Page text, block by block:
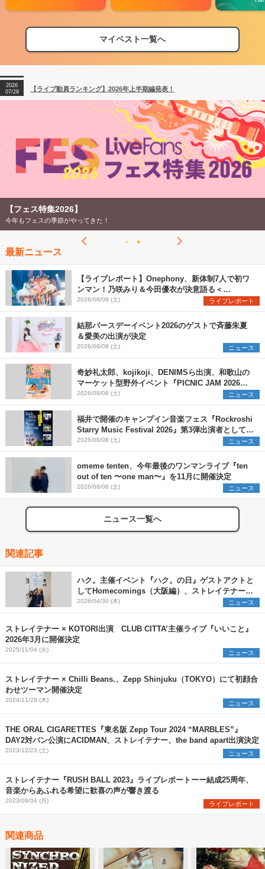
マイベスト一覧へ
【ライブ動員ランキング】2026年上半期編発表！
【フェス特集2026】フェス情報はここから！
2026
07/28
【ライブ動員ランキング】2026年上半期編発表！
【フェス特集2026】
今年もフェスの季節がやってきた！
最新ニュース
【ライブレポート】Onephony、新体制7人で初ワ
ンマン！乃咲みり＆今田優衣が決意語る＜
Onephony新体制1st Oneman Live はじまりの夏
＞
2026/08/08 (土) ライブレポート
結那バースデーイベント2026のゲストで斉藤朱夏
＆愛美の出演が決定
2026/08/08 (土) ニュース
奇妙礼太郎、kojikoji、DENIMSら出演、和歌山の
マーケット型野外イベント『PICNIC JAM 2026』
早割チケット発売開始
2026/08/08 (土) ニュース
福井で開催のキャンプイン音楽フェス『Rockroshi
Starry Music Festival 2026』第3弾出演者として
SCOOBIE DO、かりゆし58、Reiを発表
2026/08/08 (土) ニュース
omeme tenten、今年最後のワンマンライブ『ten
out of ten 〜one man〜』を11月に開催決定
2026/08/08 (土) ニュース
ニュース一覧へ
関連記事
ハク。主催イベント『ハク。の日』ゲストアクトと
してHomecomings（大阪編）、ストレイテナー
（東京編）を発表
2026/04/30 (木) ニュース
ストレイテナー × KOTORI出演 CLUB CITTA’主催ライブ『いいこと』
2026年3月に開催決定
2025/11/04 (火) ニュース
ストレイテナー × Chilli Beans.、Zepp Shinjuku（TOKYO）にて初顔合
わせツーマン開催決定
2024/11/28 (木) ニュース
THE ORAL CIGARETTES『東名阪 Zepp Tour 2024 “MARBLES”』
DAY2対バン公演にACIDMAN、ストレイテナー、the band apart出演決定
2023/12/23 (土) ニュース
ストレイテナー『RUSH BALL 2023』ライブレポートーー結成25周年、
音楽からあふれる希望に歓喜の声が響き渡る
2023/09/04 (月) ライブレポート
関連商品